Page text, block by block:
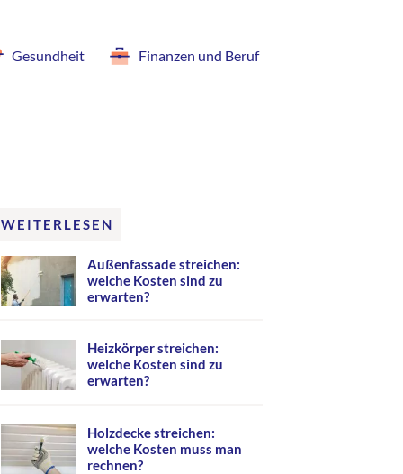
Gesundheit Finanzen und Beruf
WEITERLESEN
Außenfassade streichen:
welche Kosten sind zu
erwarten?
Heizkörper streichen:
welche Kosten sind zu
erwarten?
Holzdecke streichen:
welche Kosten muss man
rechnen?